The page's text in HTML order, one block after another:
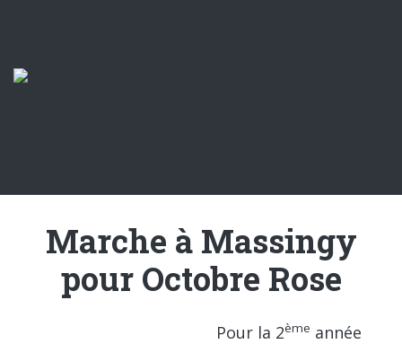
Marche à Massingy
pour Octobre Rose
Pour la 2ème année